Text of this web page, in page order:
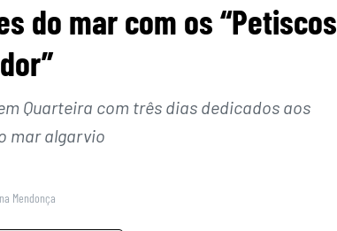
do mar com os “Petiscos
Quarteira com três dias dedicados aos
mar algarvio
Mendonça